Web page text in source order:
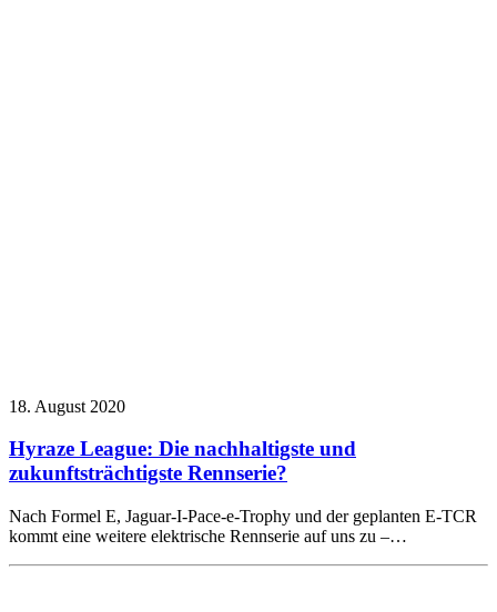
18. August 2020
Hyraze League: Die nachhaltigste und
zukunftsträchtigste Rennserie?
Nach Formel E, Jaguar-I-Pace-e-Trophy und der geplanten E-TCR
kommt eine weitere elektrische Rennserie auf uns zu –…